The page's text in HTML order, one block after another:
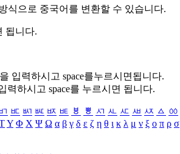
식으로 중국어를 변환할 수 있습니다.
됩니다.
을 입력하시고 space를누르시면됩니다.
력하시고 space를 누르시면 됩니다.
ㅳ ㅴ ㅵ ㅶ ㅷ ㅸ ㅹ ㅺ ㅻ ㅼ ㅽ ㅾ ㅿ ㆀ
Υ Φ Χ Ψ Ω α β γ δ ε ζ η θ ι κ λ μ ν ξ ο π ρ σ